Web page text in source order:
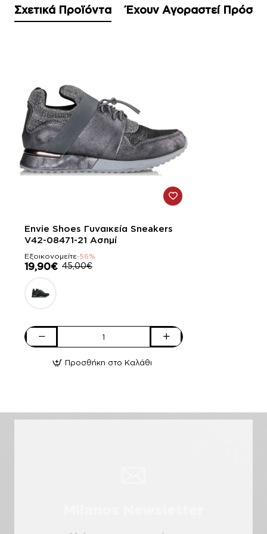
Σχετικά Προϊόντα Έχουν Αγοραστεί
-56%
Envie Shoes Γυναικεία Sneakers
V42-08471-21 Ασημί
Εξοικονομείτε-56%
19,90€ 45,00€
Envie
Γυναικεία
Ασημί
Προσθήκη στο Καλάθι